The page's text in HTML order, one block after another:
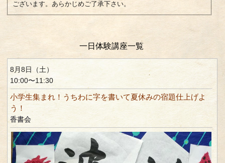
ございます。あらかじめご了承下さい。
一日体験講座一覧
8月8日（土）
10:00〜11:30
小学生集まれ！うちわに字を書いて夏休みの宿題仕上げよ
う！
香書会